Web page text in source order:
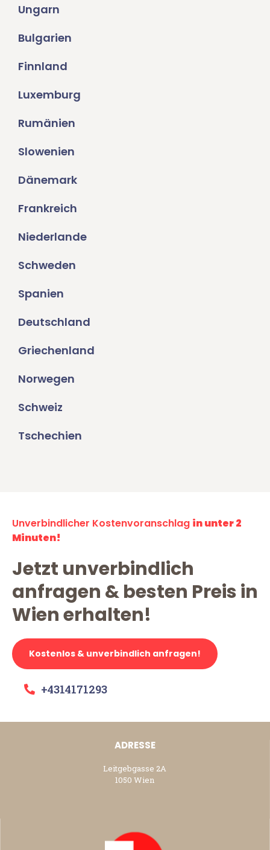
Ungarn
Bulgarien
Finnland
Luxemburg
Rumänien
Slowenien
Dänemark
Frankreich
Niederlande
Schweden
Spanien
Deutschland
Griechenland
Norwegen
Schweiz
Tschechien
Unverbindlicher Kostenvoranschlag in unter 2
Minuten!
Jetzt unverbindlich
anfragen & besten Preis in
Wien erhalten!
Kostenlos & unverbindlich anfragen!
+4314171293
ADRESSE
Leitgebgasse 2A
1050 Wien